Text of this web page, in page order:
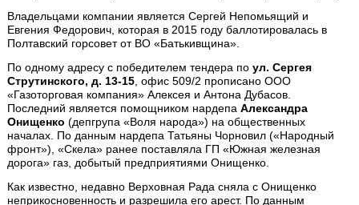
Владельцами компании является Сергей Непомьящий и
Евгения Федорович, которая в 2015 году баллотировалась в
Полтавский горсовет от ВО «Батькивщина».
По одному адресу с победителем тендера поул. Сергея
Струтинского, д. 13-15 , офис 509/2 прописано ООО
«Газоторговая компания» Алексея и Антона Дубасов.
Последний является помощником нардепаАлександра
Онищенко (депгрупа «Воля народа») на общественных
началах. По данным нардепа Татьяны Чорновил («Народный
фронт»), «Скела» ранее поставляла ГП «Южная железная
дорога» газ, добытый предприятиями Онищенко.
Как известно, недавно Верховная Рада сняла с Онищенко
неприкосновенность и разрешила его арест. По данным